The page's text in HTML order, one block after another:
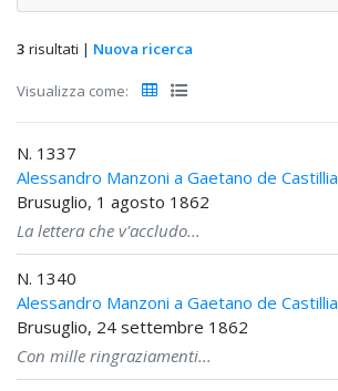
3 risultati | Nuova ricerca
Visualizza come:
N. 1337
Alessandro Manzoni a Gaetano de Castillia
Brusuglio, 1 agosto 1862
La lettera che v'accludo...
N. 1340
Alessandro Manzoni a Gaetano de Castillia
Brusuglio, 24 settembre 1862
Con mille ringraziamenti...